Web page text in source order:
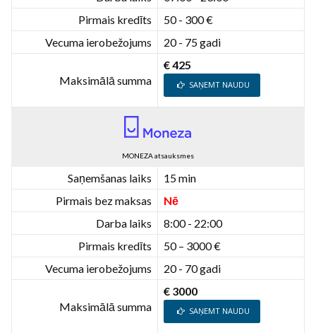
Pirmais kredīts
50 - 300 €
Vecuma ierobežojums
20 - 75 gadi
Maksimālā summa
€ 425
SAŅEMT NAUDU
MONEZA atsauksmes
Saņemšanas laiks
15 min
Pirmais bez maksas
Nē
Darba laiks
8:00 - 22:00
Pirmais kredīts
50 – 3000 €
Vecuma ierobežojums
20 - 70 gadi
Maksimālā summa
€ 3000
SAŅEMT NAUDU